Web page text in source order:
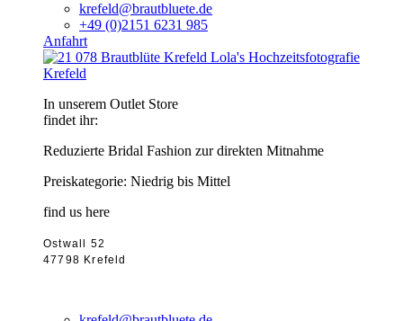
krefeld@brautbluete.de
+49 (0)2151 6231 985
Anfahrt
Krefeld
In unserem Outlet Store
findet ihr:
Reduzierte Bridal Fashion zur direkten Mitnahme
Preiskategorie: Niedrig bis Mittel
find us here
Ostwall 52
47798 Krefeld